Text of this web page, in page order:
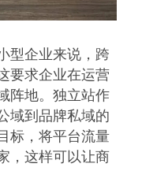
型企业来说，跨
要求企业在运营
阵地。独立站作
域到品牌私域的
标，将平台流量
，这样可以让商